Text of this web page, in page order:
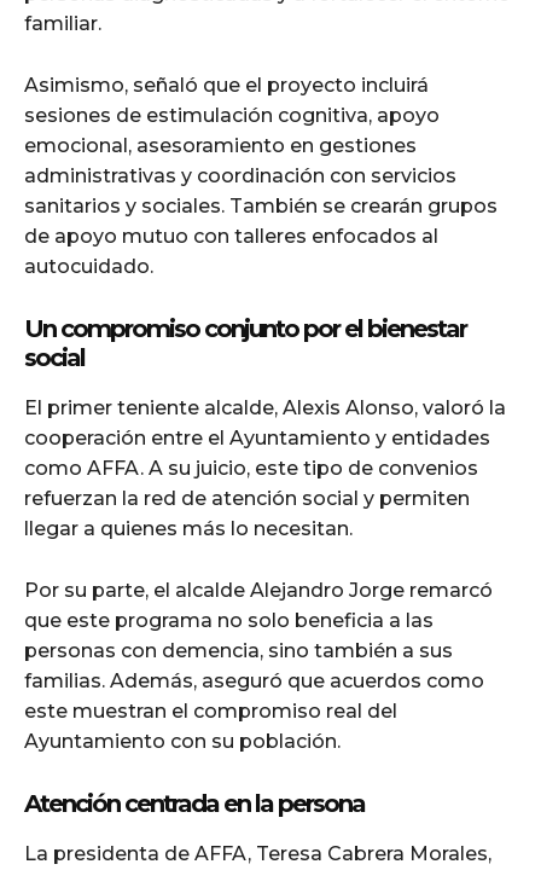
familiar.
Asimismo, señaló que el proyecto incluirá
sesiones de estimulación cognitiva, apoyo
emocional, asesoramiento en gestiones
administrativas y coordinación con servicios
sanitarios y sociales. También se crearán grupos
de apoyo mutuo con talleres enfocados al
autocuidado.
Un compromiso conjunto por el bienestar
social
El primer teniente alcalde, Alexis Alonso, valoró la
cooperación entre el Ayuntamiento y entidades
como AFFA. A su juicio, este tipo de convenios
refuerzan la red de atención social y permiten
llegar a quienes más lo necesitan.
Por su parte, el alcalde Alejandro Jorge remarcó
que este programa no solo beneficia a las
personas con demencia, sino también a sus
familias. Además, aseguró que acuerdos como
este muestran el compromiso real del
Ayuntamiento con su población.
Atención centrada en la persona
La presidenta de AFFA, Teresa Cabrera Morales,